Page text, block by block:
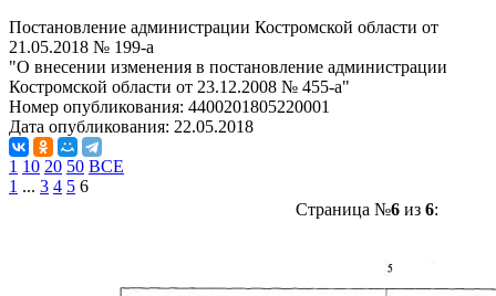
Постановление администрации Костромской области от
21.05.2018 № 199-а
"О внесении изменения в постановление администрации
Костромской области от 23.12.2008 № 455-а"
Номер опубликования: 4400201805220001
Дата опубликования: 22.05.2018
1 10 20 50 ВСЕ
1 ... 3 4 5 6
Страница №6из 6: